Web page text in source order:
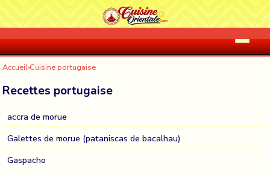
Accueil›Cuisine portugaise
Recettes portugaise
accra de morue
Galettes de morue (pataniscas de bacalhau)
Gaspacho